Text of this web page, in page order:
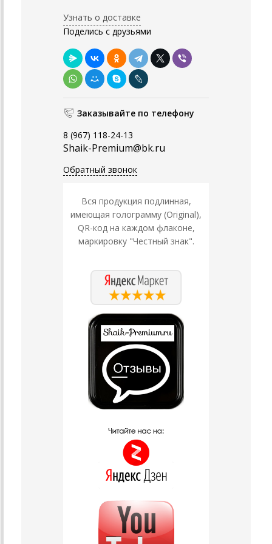
Узнать о доставке
Поделись с друзьями
Заказывайте по телефону
8 (967) 118-24-13
Shaik-Premium@bk.ru
Обратный звонок
Вся продукция подлинная,
имеющая голограмму (Original),
QR-код на каждом флаконе,
маркировку "Честный знак".